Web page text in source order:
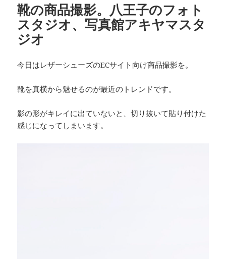
靴の商品撮影。八王子のフォト
スタジオ、写真館アキヤマスタ
ジオ
今日はレザーシューズのECサイト向け商品撮影を。
靴を真横から魅せるのが最近のトレンドです。
影の形がキレイに出ていないと、切り抜いて貼り付けた
感じになってしまいます。